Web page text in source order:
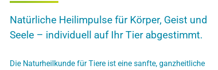
Natürliche Heilimpulse für Körper, Geist und
Seele – individuell auf Ihr Tier abgestimmt.
Die Naturheilkunde für Tiere ist eine sanfte, ganzheitliche